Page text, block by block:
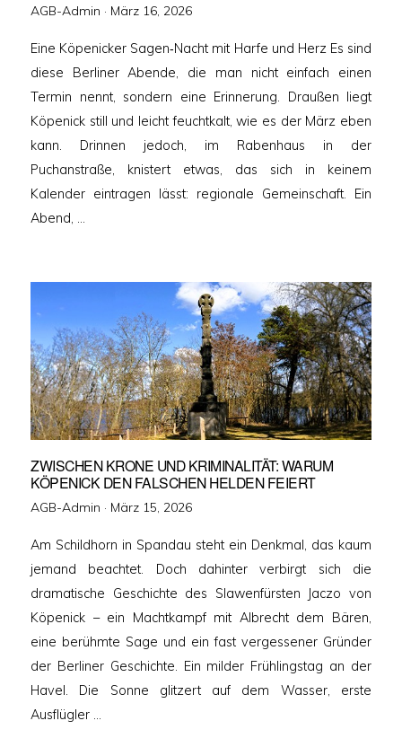
AGB-Admin · Veröffentlicht
März 16, 2026
Eine Köpenicker Sagen‑Nacht mit Harfe und Herz Es sind
diese Berliner Abende, die man nicht einfach einen
Termin nennt, sondern eine Erinnerung. Draußen liegt
Köpenick still und leicht feuchtkalt, wie es der März eben
kann. Drinnen jedoch, im Rabenhaus in der
Puchanstraße, knistert etwas, das sich in keinem
Kalender eintragen lässt: regionale Gemeinschaft. Ein
Abend, …
ZWISCHEN KRONE UND KRIMINALITÄT: WARUM
KÖPENICK DEN FALSCHEN HELDEN FEIERT
AGB-Admin · Veröffentlicht
März 15, 2026
Am Schildhorn in Spandau steht ein Denkmal, das kaum
jemand beachtet. Doch dahinter verbirgt sich die
dramatische Geschichte des Slawenfürsten Jaczo von
Köpenick – ein Machtkampf mit Albrecht dem Bären,
eine berühmte Sage und ein fast vergessener Gründer
der Berliner Geschichte. Ein milder Frühlingstag an der
Havel. Die Sonne glitzert auf dem Wasser, erste
Ausflügler …